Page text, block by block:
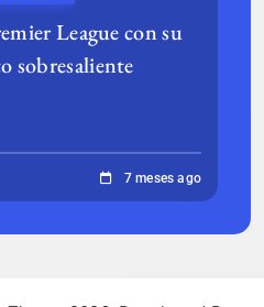
League con su
sobresaliente
7 meses ago